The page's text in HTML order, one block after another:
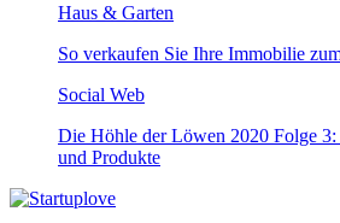
Haus & Garten
So verkaufen Sie Ihre Immobilie
Social Web
Die Höhle der Löwen 2020 Folge
und Produkte